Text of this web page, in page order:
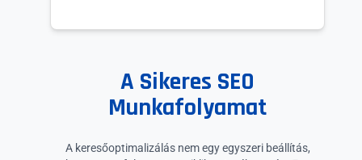
A Sikeres SEO
Munkafolyamat
A keresőoptimalizálás nem egy egyszeri beállítás,